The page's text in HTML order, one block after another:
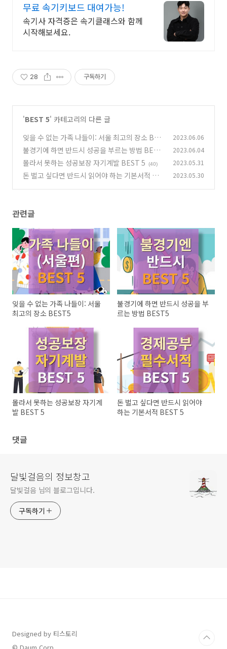
무료 속기키보드 대여가능!
속기사 자격증은 속기클래스와 함께
시작해보세요.
28 구독하기
'BEST 5' 카테고리의 다른 글
잊을 수 없는 가족 나들이: 서울 최고의 장소 BES
T5 (37)
2023.06.06
불경기에 하면 반드시 성공을 부르는 방법 BEST
5 (26)
2023.06.04
몰라서 못하는 성공보장 자기계발 BEST 5 (40) 2023.05.31
돈 벌고 싶다면 반드시 읽어야 하는 기본서적 BE
2023.05.30
관련글
잊을 수 없는 가족 나들이: 서울
최고의 장소 BEST5
불경기에 하면 반드시 성공을 부
르는 방법 BEST5
몰라서 못하는 성공보장 자기계
발 BEST 5
돈 벌고 싶다면 반드시 읽어야
하는 기본서적 BEST 5
댓글
달빛걸음의 정보창고
달빛걸음 님의 블로그입니다.
구독하기
Designed by 티스토리